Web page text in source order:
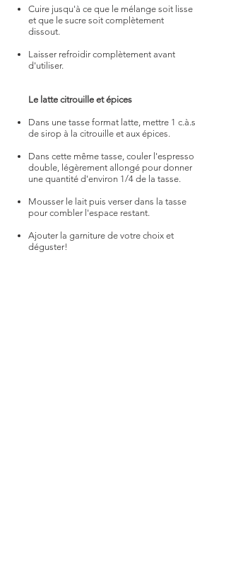
Cuire jusqu'à ce que le mélange soit lisse
et que le sucre soit complètement
dissout.​
Laisser refroidir complètement avant
d'utiliser.
Le latte citrouille et épices
Dans une tasse format latte, mettre 1 c.à.s
de sirop à la citrouille et aux épices.​
Dans cette même tasse, couler l'espresso
double, légèrement allongé pour donner
une quantité d'environ 1/4 de la tasse​.
Mousser le lait puis verser dans la tasse
pour combler l'espace restant.​
Ajouter la garniture de votre choix et
déguster!